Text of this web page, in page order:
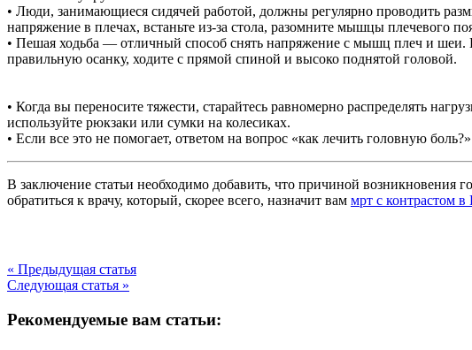
• Люди, занимающиеся сидячей работой, должны регулярно проводить
напряжение в плечах, встаньте из-за стола, разомните мышцы плечевого
• Пешая ходьба — отличный способ снять напряжение с мышц плеч и
правильную осанку, ходите с прямой спиной и высоко поднятой головой.
• Когда вы переносите тяжести, старайтесь равномерно распределять
используйте рюкзаки или сумки на колесиках.
• Если все это не помогает, ответом на вопрос «как лечить головную
В заключение статьи необходимо добавить, что причиной возникновения
обратиться к врачу, который, скорее всего, назначит вам мрт с контрастом в
« Предыдущая статья
Следующая статья »
Рекомендуемые вам статьи: